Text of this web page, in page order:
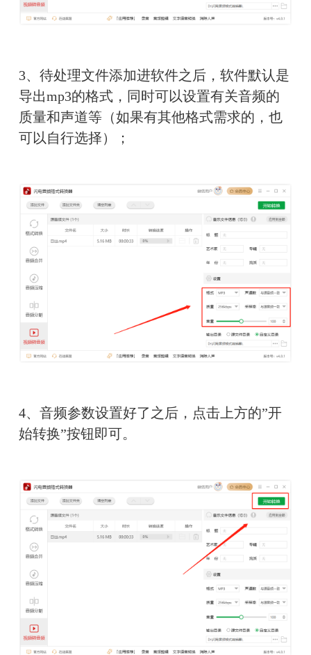
3、待处理文件添加进软件之后，软件默认是
导出mp3的格式，同时可以设置有关音频的
质量和声道等（如果有其他格式需求的，也
可以自行选择）；
4、音频参数设置好了之后，点击上方的”开
始转换”按钮即可。